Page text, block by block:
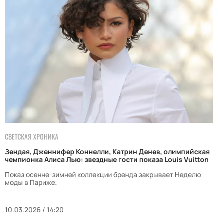
СВЕТСКАЯ ХРОНИКА
Зендая, Дженнифер Коннелли, Катрин Денев, олимпийская
чемпионка Алиса Лью: звездные гости показа Louis Vuitton
Показ осенне-зимней коллекции бренда закрывает Неделю
моды в Париже.
10.03.2026 / 14:20